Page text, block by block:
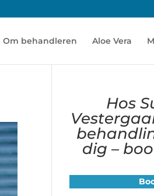
Om behandleren Aloe Vera
Hos
dig –